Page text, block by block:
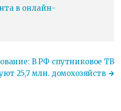
в онлайн-
В РФ спутниковое ТВ
25,7 млн. домохозяйств